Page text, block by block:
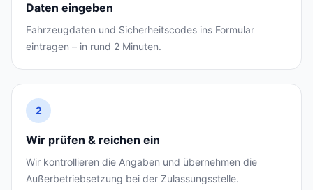
Daten eingeben
Fahrzeugdaten und Sicherheitscodes ins Formular
eintragen – in rund 2 Minuten.
2
Wir prüfen & reichen ein
Wir kontrollieren die Angaben und übernehmen die
Außerbetriebsetzung bei der Zulassungsstelle.